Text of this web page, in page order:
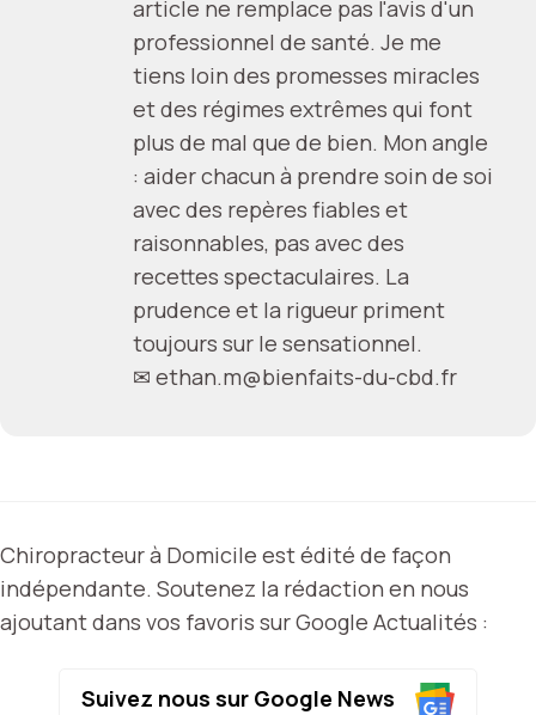
article ne remplace pas l'avis d'un
professionnel de santé. Je me
tiens loin des promesses miracles
et des régimes extrêmes qui font
plus de mal que de bien. Mon angle
: aider chacun à prendre soin de soi
avec des repères fiables et
raisonnables, pas avec des
recettes spectaculaires. La
prudence et la rigueur priment
toujours sur le sensationnel.
✉ ethan.m@bienfaits-du-cbd.fr
Chiropracteur à Domicile est édité de façon
indépendante. Soutenez la rédaction en nous
ajoutant dans vos favoris sur Google Actualités :
Suivez nous sur Google News